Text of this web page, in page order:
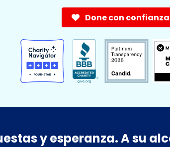
Done con confianza
y esperanza. A su